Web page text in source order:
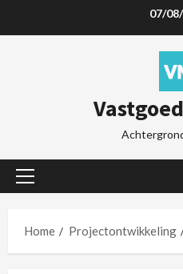
07/
Home Projectontwikkeling